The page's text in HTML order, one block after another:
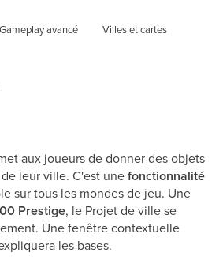
Gameplay avancé
Villes et cartes
aux joueurs de donner des objets
leur ville. C'est unefonctionnalité
sur tous les mondes de jeu. Une
Prestige, le Projet de ville se
Une fenêtre contextuelle
les bases.